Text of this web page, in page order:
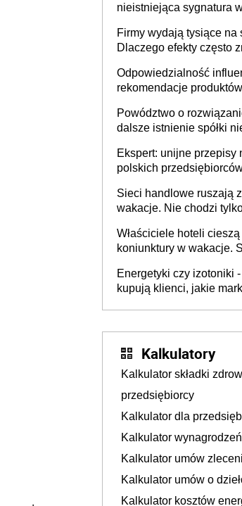
nieistniejąca sygnatura
firmie
Firmy wydają tysiące na
Dlaczego efekty często
Odpowiedzialność
rekomendacje produktów
Powództwo o
dalsze istnienie spółki
Ekspert: unijne przepisy
polskich
Sieci handlowe ruszają
wakacje. Nie chodzi
tam, gdzie wielu spędzi
Właściciele hoteli
koniunktury w wakacje.
Energetyki czy izotoniki
kupują klienci, jakie
Kalkulatory
Kalkulator składki
przedsiębiorcy
Kalkulator dla
Kalkulator
Kalkulator umów
Kalkulator umów o
Kalkulator kosztów